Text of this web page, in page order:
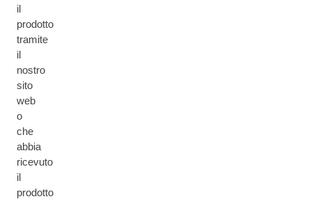
il
prodotto
tramite
il
nostro
sito
web
o
che
abbia
ricevuto
il
prodotto